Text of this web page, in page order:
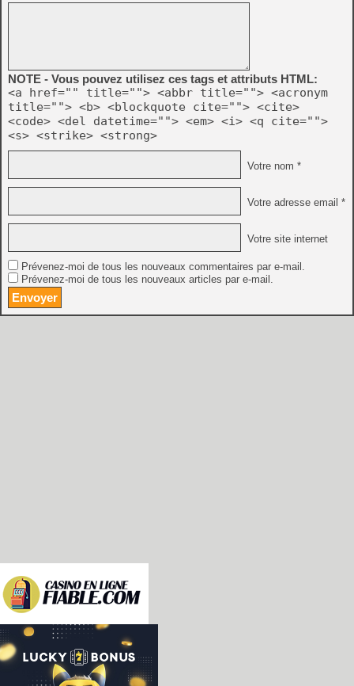
NOTE - Vous pouvez utilisez ces tags et attributs HTML:
<a href="" title=""> <abbr title=""> <acronym
title=""> <b> <blockquote cite=""> <cite>
<code> <del datetime=""> <em> <i> <q cite="">
<s> <strike> <strong>
Votre nom *
Votre adresse email *
Votre site internet
Prévenez-moi de tous les nouveaux commentaires par e-mail.
Prévenez-moi de tous les nouveaux articles par e-mail.